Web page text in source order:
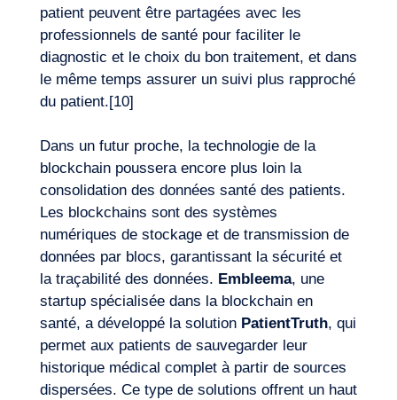
patient peuvent être partagées avec les
professionnels de santé pour faciliter le
diagnostic et le choix du bon traitement, et dans
le même temps assurer un suivi plus rapproché
du patient.[10]
Dans un futur proche, la technologie de la
blockchain poussera encore plus loin la
consolidation des données santé des patients.
Les blockchains sont des systèmes
numériques de stockage et de transmission de
données par blocs, garantissant la sécurité et
la traçabilité des données. Embleema, une
startup spécialisée dans la blockchain en
santé, a développé la solution PatientTruth, qui
permet aux patients de sauvegarder leur
historique médical complet à partir de sources
dispersées. Ce type de solutions offrent un haut